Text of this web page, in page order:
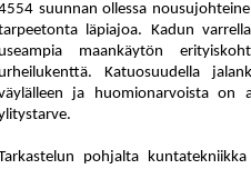
suunnan ollessa
läpiajoa. Kadun
maankäytön
Katuosuudella
ja huomionarvoista on
pohjalta